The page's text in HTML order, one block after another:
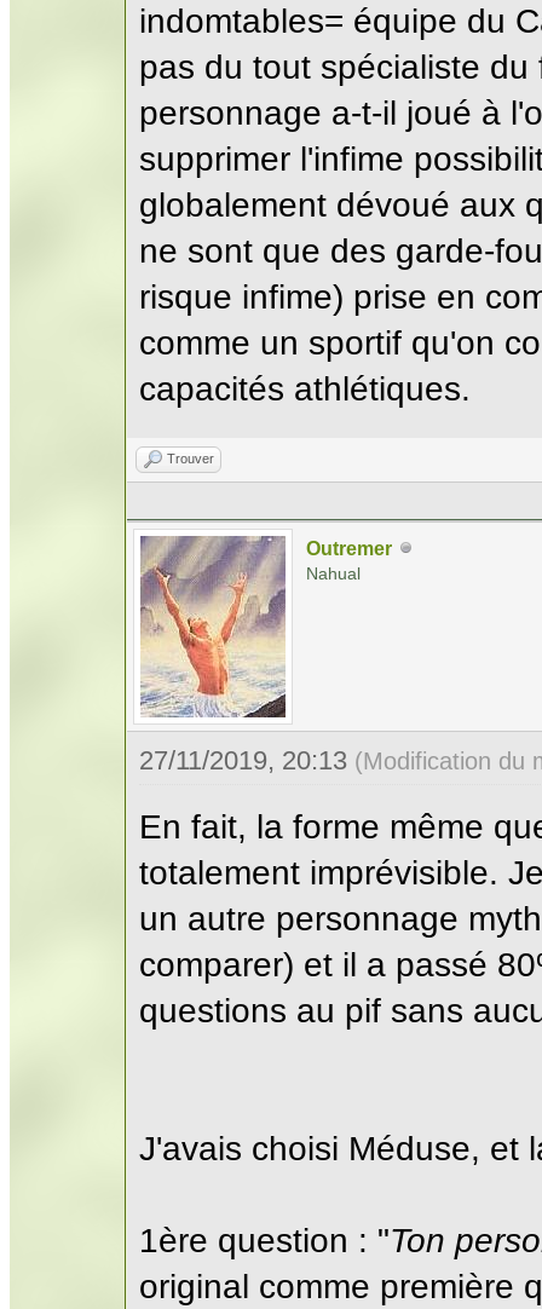
indomtables= équipe du
pas du tout spécialiste
personnage a-t-il joué à
supprimer l'infime
globalement dévoué aux
ne sont que des garde-
risque infime) prise en
comme un sportif qu'on
capacités athlétiques.
Trouver
Outremer
Nahual
27/11/2019, 20:13 (Modification du
En fait, la forme même
totalement imprévisible.
un autre personnage
comparer) et il a passé
questions au pif sans
J'avais choisi Méduse, et
1ère question : "Ton
original comme première